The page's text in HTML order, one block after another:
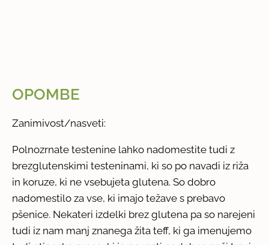
OPOMBE
Zanimivost/nasveti:
Polnozrnate testenine lahko nadomestite tudi z
brezglutenskimi testeninami, ki so po navadi iz riža
in koruze, ki ne vsebujeta glutena. So dobro
nadomestilo za vse, ki imajo težave s prebavo
pšenice. Nekateri izdelki brez glutena pa so narejeni
tudi iz nam manj znanega žita teff, ki ga imenujemo